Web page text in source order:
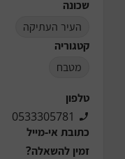
שכונה
העיר העתיקה
קטגוריה
מטבח
טלפון
0533305781
כתובת אי-מייל
זמין להשאלה?